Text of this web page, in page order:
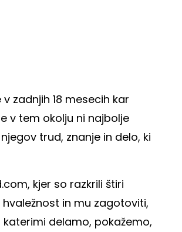
zadnjih 18 mesecih kar
v tem okolju ni najbolje
trud, znanje in delo, ki
kjer so razkrili štiri
in mu zagotoviti,
delamo, pokažemo,